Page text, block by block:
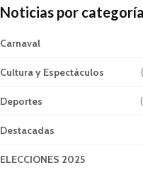
Noticias por categoría
Carnaval
Cultura y Espectáculos
Deportes
Destacadas
ELECCIONES 2025